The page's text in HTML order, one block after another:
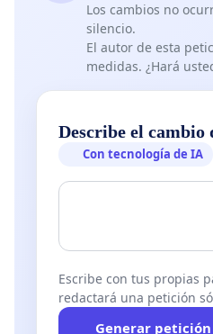
Los cambios no
silencio.
El autor de esta
medidas. ¿Hará
Describe el cambio
Con tecnología de IA
Escribe con tus propias
redactará una petición
Generar petición